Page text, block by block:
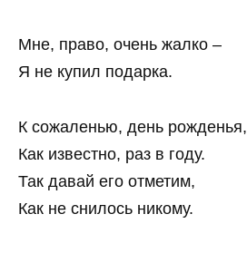
Мне, право, очень жалко –
Я не купил подарка.
К сожаленью, день рожденья,
Как известно, раз в году.
Так давай его отметим,
Как не снилось никому.